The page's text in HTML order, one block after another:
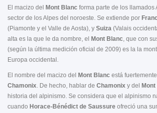
El macizo del Mont Blanc forma parte de los llamados
sector de los Alpes del noroeste. Se extiende por
(Piamonte y el Valle de Aosta), y Suiza (Valais
alta es la que le da nombre, el
Mont Blanc, que con
(según la última medición oficial de 2009) es la la
Europa occidental.
El nombre del macizo del Mont Blanc está
Chamonix. De hecho, hablar de Chamonix y del
historia del alpinismo. Se considera que el alpinismo
cuando Horace-Bénédict de Saussure ofreció una